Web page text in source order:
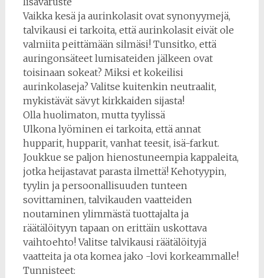
Vaikka kesä ja aurinkolasit ovat synonyymejä,
talvikausi ei tarkoita, että aurinkolasit eivät ole
valmiita peittämään silmäsi! Tunsitko, että
auringonsäteet lumisateiden jälkeen ovat
toisinaan sokeat? Miksi et kokeilisi
aurinkolaseja? Valitse kuitenkin neutraalit,
mykistävät sävyt kirkkaiden sijasta!
Olla huolimaton, mutta tyylissä
Ulkona lyöminen ei tarkoita, että annat
hupparit, hupparit, vanhat teesit, isä-farkut.
Joukkue se paljon hienostuneempia kappaleita,
jotka heijastavat parasta ilmettä! Kehotyypin,
tyylin ja persoonallisuuden tunteen
sovittaminen, talvikauden vaatteiden
noutaminen ylimmästä tuottajalta ja
räätälöityyn tapaan on erittäin uskottava
vaihtoehto! Valitse talvikausi räätälöityjä
vaatteita ja ota komea jako -lovi korkeammalle!
Tunnisteet: